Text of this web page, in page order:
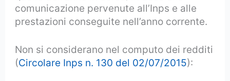
comunicazione pervenute all’Inps e alle
prestazioni conseguite nell’anno corrente.
Non si considerano nel computo dei redditi
(Circolare Inps n. 130 del 02/07/2015):